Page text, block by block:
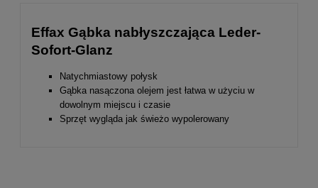
Effax Gąbka nabłyszczająca Leder-
Sofort-Glanz
Natychmiastowy połysk
Gąbka nasączona olejem jest łatwa w użyciu w
dowolnym miejscu i czasie
Sprzęt wygląda jak świeżo wypolerowany